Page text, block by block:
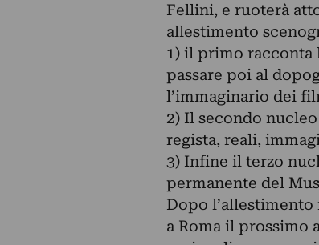
Fellini, e ruoterà
allestimento
1) il primo racconta
passare poi al
l’immaginario dei
2) Il secondo
regista, reali,
3) Infine il terzo
permanente del
Dopo
a Roma il prossimo